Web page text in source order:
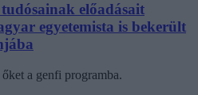
előadásait
egyetemista is bekerült
a genfi programba.